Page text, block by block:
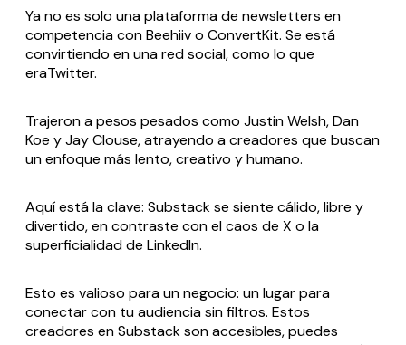
Ya no es solo una plataforma de newsletters en
competencia con Beehiiv o ConvertKit. Se está
convirtiendo en una red social, como lo que
eraTwitter.
Trajeron a pesos pesados como Justin Welsh, Dan
Koe y Jay Clouse, atrayendo a creadores que buscan
un enfoque más lento, creativo y humano.
Aquí está la clave: Substack se siente cálido, libre y
divertido, en contraste con el caos de X o la
superficialidad de LinkedIn.
Esto es valioso para un negocio: un lugar para
conectar con tu audiencia sin filtros. Estos
creadores en Substack son accesibles, puedes